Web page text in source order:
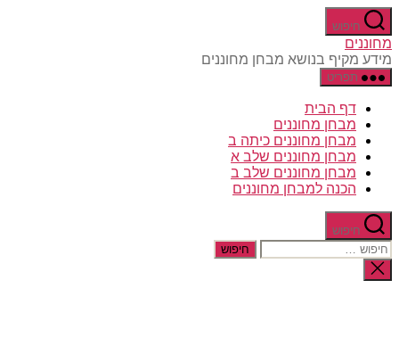
דלג
לתוכן חיפוש
מחוננים
מידע מקיף בנושא מבחן מחוננים
תפריט
דף הבית
מבחן מחוננים
מבחן מחוננים כיתה ב
מבחן מחוננים שלב א
מבחן מחוננים שלב ב
הכנה למבחן מחוננים
חיפוש
חיפוש:
סגירת
החיפוש